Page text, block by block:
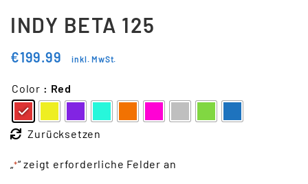
INDY BETA 125
€199.99 inkl. MwSt.
Color : Red
Zurücksetzen
*“ zeigt erforderliche Felder an